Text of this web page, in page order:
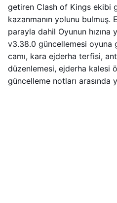
getiren Clash of Kings ekibi
kazanmanın yolunu bulmuş.
parayla dahil Oyunun
v3.38.0 güncellemesi oyuna
camı, kara ejderha terfisi,
düzenlemesi, ejderha kalesi
güncelleme notları arasında